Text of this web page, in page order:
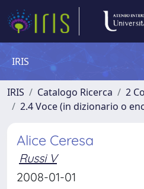
IRIS
IRIS Catalogo Ricerca
2
2.4 Voce (in dizionario o
Alice Ceresa
Russi V
2008-01-01